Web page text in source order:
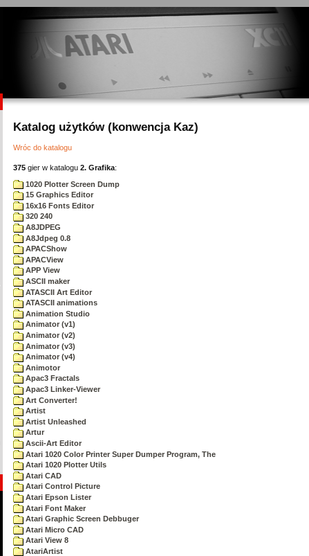
Katalog użytków (konwencja Kaz)
Wróc do katalogu
375 gier w katalogu 2. Grafika:
1020 Plotter Screen Dump
15 Graphics Editor
16x16 Fonts Editor
320 240
A8JDPEG
A8Jdpeg 0.8
APACShow
APACView
APP View
ASCII maker
ATASCII Art Editor
ATASCII animations
Animation Studio
Animator (v1)
Animator (v2)
Animator (v3)
Animator (v4)
Animotor
Apac3 Fractals
Apac3 Linker-Viewer
Art Converter!
Artist
Artist Unleashed
Artur
Ascii-Art Editor
Atari 1020 Color Printer Super Dumper Program, The
Atari 1020 Plotter Utils
Atari CAD
Atari Control Picture
Atari Epson Lister
Atari Font Maker
Atari Graphic Screen Debbuger
Atari Micro CAD
Atari View 8
AtariArtist